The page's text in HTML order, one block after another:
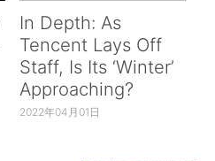
In Depth: As
Tencent Lays Off
Staff, Is Its ‘Winter’
Approaching?
2022年04月01日